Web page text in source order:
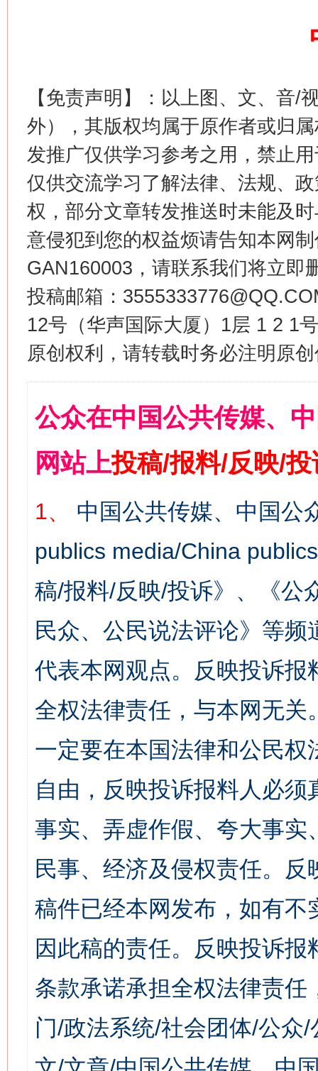
【免责声明】：以上图、文、音/
外），其版权均属于原作者或归
发推广仅供学习参考之用，禁止
仅供交流学习了解法律、法规、
权，部分文章转发推送时未能及
意侵犯到您的权益烦请告知本网
GAN160003，请联系我们将立即
投稿邮箱：
12号（华声国际大厦）1层 1 2 1
原创权利，请转载时务必注明原
公众在中国公共传媒、
网站上投稿/报料/反映/
1、
中国公共传媒、中国公
publics media/China
稿/报料/反映/投诉》、《公
民众、公民说法评论》等
代表本网观点。反映投诉
全权法律责任，与本网无
一定要在本国法律和公民
自由，反映投诉报料人必
事实、弄虚作假、夸大事
民事、经济及侵权责任。
稿件已经本网发布，如有
因此稿的责任。反映投诉
条款承诺承担全权法律责
门/政法系统/社会团体/公众